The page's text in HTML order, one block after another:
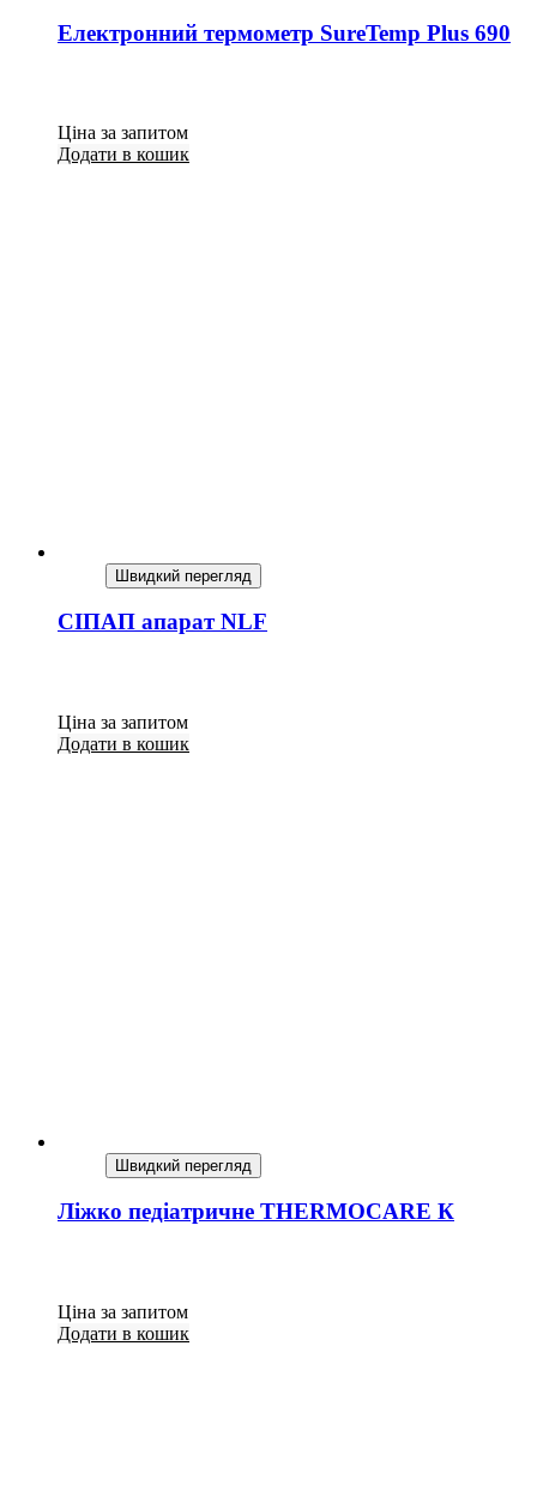
Електронний термометр SureTemp Plus 690
Ціна за запитом
Додати в кошик
Швидкий перегляд
СІПАП апарат NLF
Ціна за запитом
Додати в кошик
Швидкий перегляд
Ліжко педіатричне ТНЕRMOCARE К
Ціна за запитом
Додати в кошик